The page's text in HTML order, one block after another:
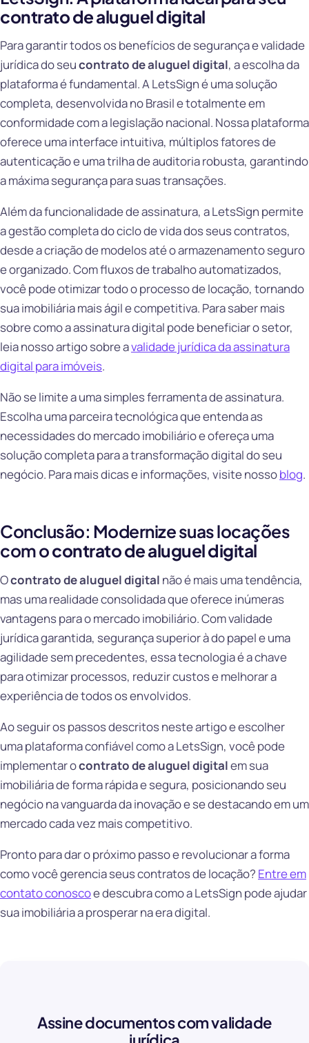
contrato de aluguel digital
Para garantir todos os benefícios de segurança e validade
jurídica do seucontrato de aluguel digital, a escolha da
plataforma é fundamental. A LetsSign é uma solução
completa, desenvolvida no Brasil e totalmente em
conformidade com a legislação nacional. Nossa plataforma
oferece uma interface intuitiva, múltiplos fatores de
autenticação e uma trilha de auditoria robusta, garantindo
a máxima segurança para suas transações.
Além da funcionalidade de assinatura, a LetsSign permite
a gestão completa do ciclo de vida dos seus contratos,
desde a criação de modelos até o armazenamento seguro
e organizado. Com fluxos de trabalho automatizados,
você pode otimizar todo o processo de locação, tornando
sua imobiliária mais ágil e competitiva. Para saber mais
sobre como a assinatura digital pode beneficiar o setor,
leia nosso artigo sobre avalidade jurídica da assinatura
digital para imóveis.
Não se limite a uma simples ferramenta de assinatura.
Escolha uma parceira tecnológica que entenda as
necessidades do mercado imobiliário e ofereça uma
solução completa para a transformação digital do seu
negócio. Para mais dicas e informações, visite nossoblog.
Conclusão: Modernize suas locações
com ocontrato de aluguel digital
Ocontrato de aluguel digital não é mais uma tendência,
mas uma realidade consolidada que oferece inúmeras
vantagens para o mercado imobiliário. Com validade
jurídica garantida, segurança superior à do papel e uma
agilidade sem precedentes, essa tecnologia é a chave
para otimizar processos, reduzir custos e melhorar a
experiência de todos os envolvidos.
Ao seguir os passos descritos neste artigo e escolher
uma plataforma confiável como a LetsSign, você pode
implementar ocontrato de aluguel digitalem sua
imobiliária de forma rápida e segura, posicionando seu
negócio na vanguarda da inovação e se destacando em um
mercado cada vez mais competitivo.
Pronto para dar o próximo passo e revolucionar a forma
como você gerencia seus contratos de locação? Entre em
contato conoscoe descubra como a LetsSign pode ajudar
sua imobiliária a prosperar na era digital.
Assine documentos com validade